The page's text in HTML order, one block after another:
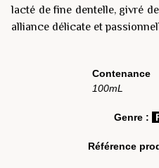
lacté de fine dentelle, givré
alliance délicate et
Contenance
100mL
Genre :
Référence